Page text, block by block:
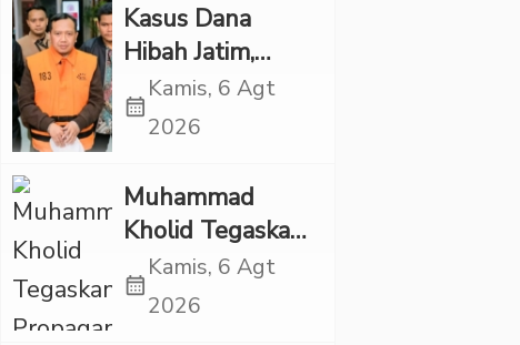
Kasus Dana
Hibah Jatim,
Siliwangi: Partai
Punya Tanggung
calendar_month
Kamis, 6 Agt
2026
Muhammad
Kholid Tegaskan
Propaganda
LGBT Harus
calendar_month
Kamis, 6 Agt
2026